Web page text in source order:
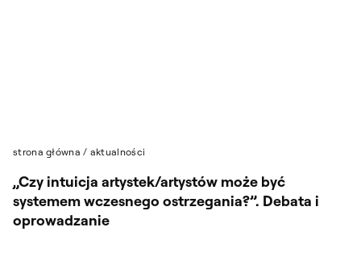
strona główna / aktualności
„Czy intuicja artystek/artystów może być
systemem wczesnego ostrzegania?”. Debata i
oprowadzanie